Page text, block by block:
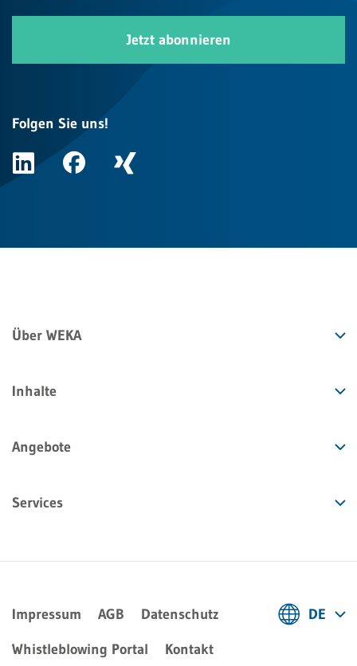
Jetzt abonnieren
Folgen Sie uns!
Über WEKA
Inhalte
Angebote
Services
Impressum AGB
Datenschutz
Whistleblowing Portal
Kontakt
DE